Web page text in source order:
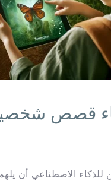
قصص
للذكاء الاصطناعي أن